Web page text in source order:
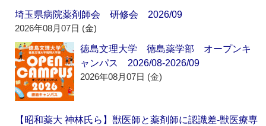
埼玉県病院薬剤師会 研修会 2026/09
2026年08月07日 (金)
徳島文理大学 徳島薬学部 オープンキ
ャンパス 2026/08-2026/09
2026年08月07日 (金)
【昭和薬大 神林氏ら】獣医師と薬剤師に認識差‐獣医療専